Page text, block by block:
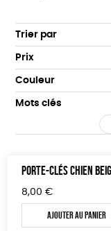
HANDI’CHIENS
PAPETERIE
ÉPICERIE
MAISON
DONS
Trier par
Par défaut
Popularité
Prix : du - cher au +
Prix : du + cher au -
Prix
Tous
0 € - 50 €
Plus de 200€
Couleur
Blanc Pur
Mots clés
Agriculture
Fabriqué en Europe
PORTE-CLÉS CHIEN
8,00 €
Ajouter au panier